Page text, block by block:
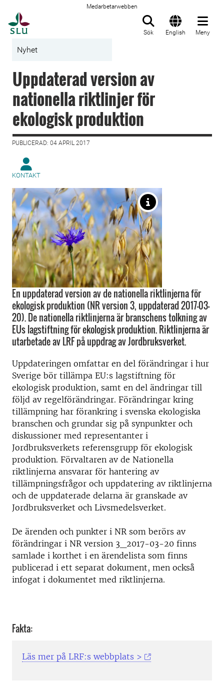
Medarbetarwebben
Sök English Meny
Nyhet
Uppdaterad version av
nationella riktlinjer för
ekologisk produktion
PUBLICERAD: 04 APRIL 2017
KONTAKT
En uppdaterad version av de nationella riktlinjerna för
ekologisk produktion (NR version 3, uppdaterad 2017-03-
20). De nationella riktlinjerna är branschens tolkning av
EUs lagstiftning för ekologisk produktion. Riktlinjerna är
utarbetade av LRF på uppdrag av Jordbruksverket.
Uppdateringen omfattar en del förändringar i hur
Sverige bör tillämpa EU:s lagstiftning för
ekologisk produktion, samt en del ändringar till
följd av regelförändringar. Förändringar kring
tillämpning har förankring i svenska ekologiska
branschen och grundar sig på synpunkter och
diskussioner med representanter i
Jordbruksverkets referensgrupp för ekologisk
produktion. Förvaltaren av de Nationella
riktlinjerna ansvarar för hantering av
tillämpningsfrågor och uppdatering av riktlinjerna
och de uppdaterade delarna är granskade av
Jordbruksverket och Livsmedelsverket.
De ärenden och punkter i NR som berörs av
förändringar i NR version 3_2017-03-20 finns
samlade i korthet i en ärendelista som finns
publicerad i ett separat dokument, men också
infogat i dokumentet med riktlinjerna.
Fakta:
Läs mer på LRF:s webbplats >